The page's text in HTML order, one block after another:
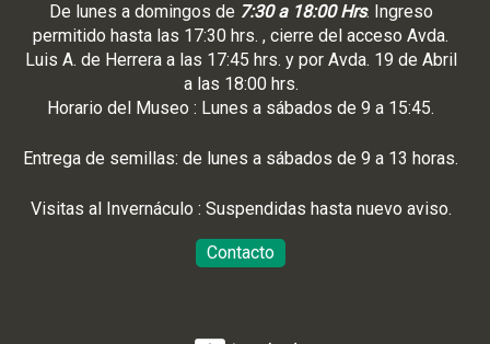
De lunes a domingos de 7:30 a 18:00 Hrs. Ingreso
permitido hasta las 17:30 hrs. , cierre del acceso Avda.
Luis A. de Herrera a las 17:45 hrs. y por Avda. 19 de Abril
a las 18:00 hrs.
Horario del Museo : Lunes a sábados de 9 a 15:45.
Entrega de semillas: de lunes a sábados de 9 a 13 horas.
Visitas al Invernáculo : Suspendidas hasta nuevo aviso.
Contacto